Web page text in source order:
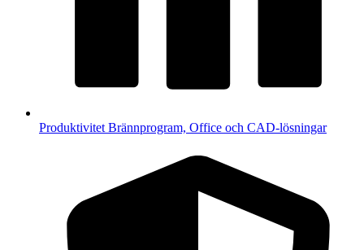
Produktivitet Brännprogram, Office och CAD-lösningar